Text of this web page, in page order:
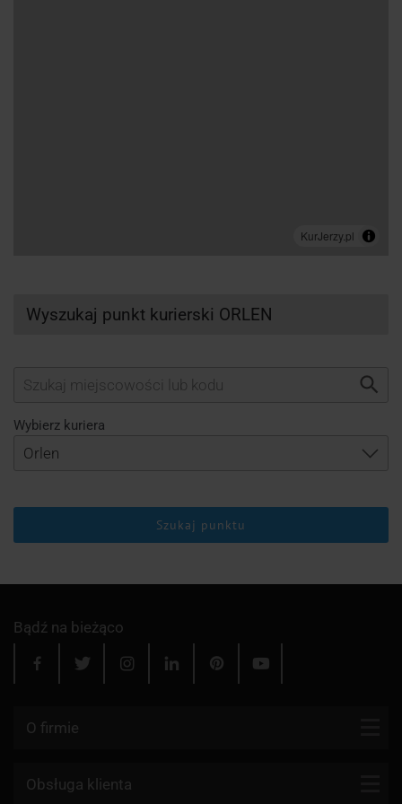
Wyszukaj punkt kurierski ORLEN
Wybierz kuriera
Szukaj punktu
Bądź na bieżąco
O firmie
Kontakt
Obsługa klienta